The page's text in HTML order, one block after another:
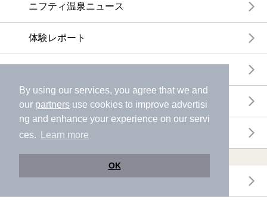
By using our services, you agree that we and
our partners use cookies to improve advertisi
ng and enhance your experience on our servi
ces.
Learn more
OK
ニフティ温泉ニュース
体験レポート
特集
ニフティ温泉からのお知らせ
温浴施設ランキング
年間温泉ランキング